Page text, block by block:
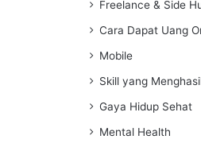
Freelance & Side
Cara Dapat Uang
Mobile
Skill yang
Gaya Hidup Sehat
Mental Health